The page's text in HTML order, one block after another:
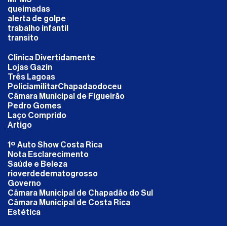
queimadas
alerta de golpe
trabalho infantil
transito
Clinica Divertidamente
Lojas Gazin
Três Lagoas
PoliciamilitarChapadaodoceu
Câmara Municipal de Figueirão
Pedro Gomes
Laço Comprido
Artigo
1º Auto Show Costa Rica
Nota Esclarecimento
Saúde e Beleza
rioverdedematogrosso
Governo
Câmara Municipal de Chapadão do Sul
Câmara Municipal de Costa Rica
Estética